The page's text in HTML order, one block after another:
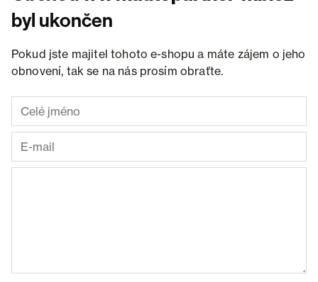
byl ukončen
Pokud jste majitel tohoto e-shopu a máte zájem o jeho
obnovení, tak se na nás prosím obraťte.